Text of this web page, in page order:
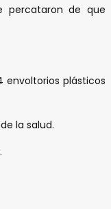
percataron de que
envoltorios plásticos
la salud.